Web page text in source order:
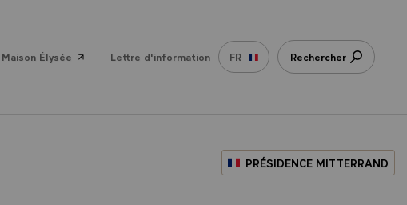
Maison Élysée Lettre d'information FR Rechercher
PRÉSIDENCE MITTERRAND